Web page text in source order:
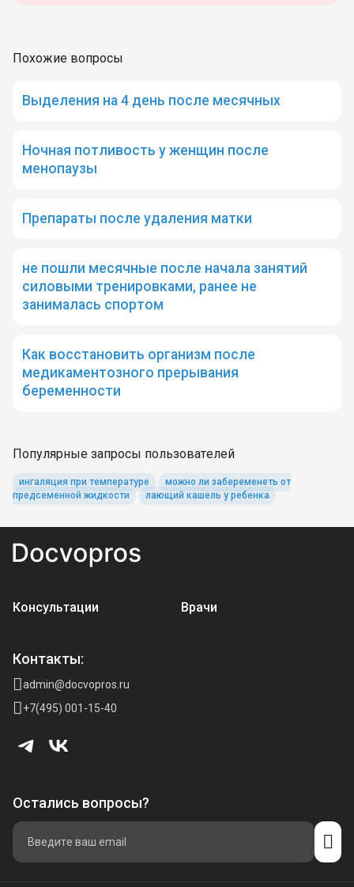
Похожие вопросы
Выделения на 4 день после месячных
Ночная потливость у женщин после
менопаузы
Препараты после удаления матки
не пошли месячные после начала занятий
силовыми тренировками, ранее не
занималась спортом
Как восстановить организм после
медикаментозного прерывания
беременности
Популярные запросы пользователей
ингаляция при температуре
можно ли забеременеть от
предсеменной жидкости
лающий кашель у ребенка
Консультации Врачи
Контакты:
admin@docvopros.ru
+7(495) 001-15-40
Остались вопросы?